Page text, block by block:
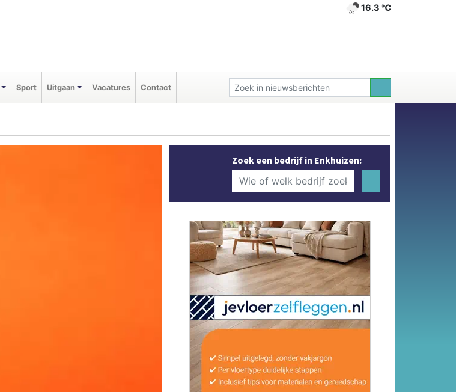
16.3 ℃
Sport Uitgaan Vacatures Contact
Zoek een bedrijf in Enkhuizen: